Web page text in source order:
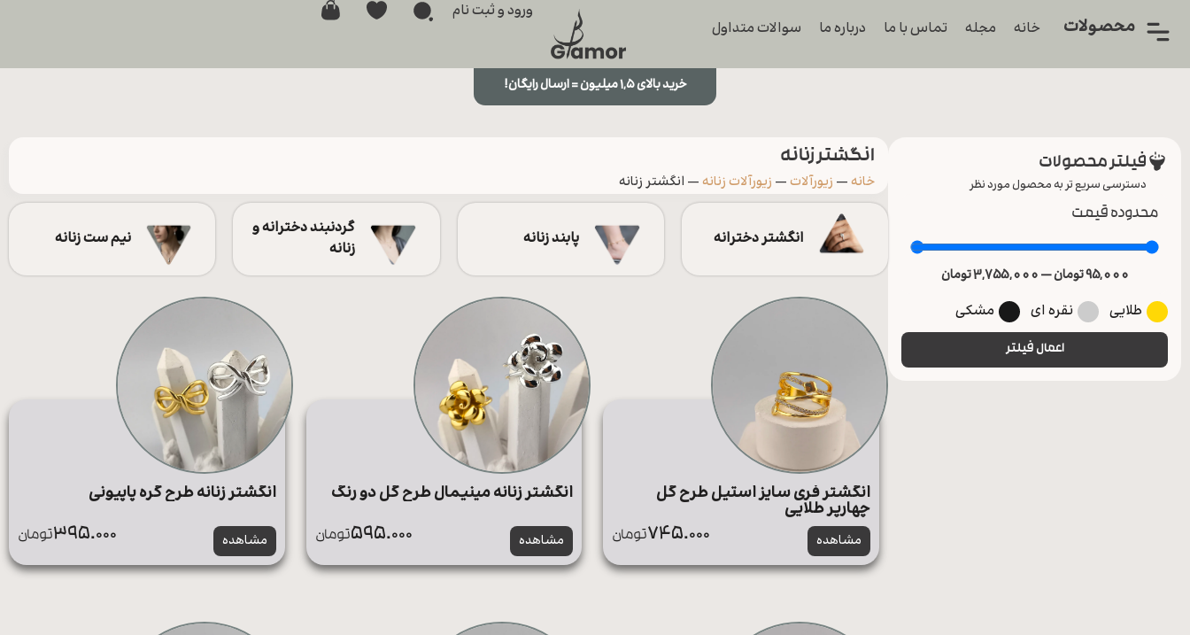
محصولات
پیرسینگ
ورشو
محصولات خانه مجله تماس با ما درباره ما سوالات متداول
ورود و ثبت نام
خرید بالای ۱,۵ میلیون = ارسال رایگان!
فیلتر محصولات
دسترسی سریع تر به محصول مورد نظر
محدوده قیمت
95,000تومان—
3,755,000تومان
طلایی نقره ای مشکی
اعمال فیلتر
انگشتر زنانه
خانه — زیورآلات— زیورآلات زنانه — انگشتر زنانه
انگشتر دخترانه پابند زنانه
گردنبند دخترانه و
زنانه
نیم ست زنانه
انگشتر فری سایز استیل طرح گل
چهارپر طلایی
مشاهده 745.000تومان
انگشتر زنانه مینیمال طرح گل دو رنگ
مشاهده 595.000تومان
انگشتر زنانه طرح گره پاپیونی
مشاهده 395.000تومان